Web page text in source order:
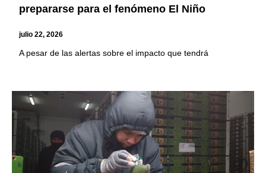
prepararse para el fenómeno El Niño
julio 22, 2026
A pesar de las alertas sobre el impacto que tendrá